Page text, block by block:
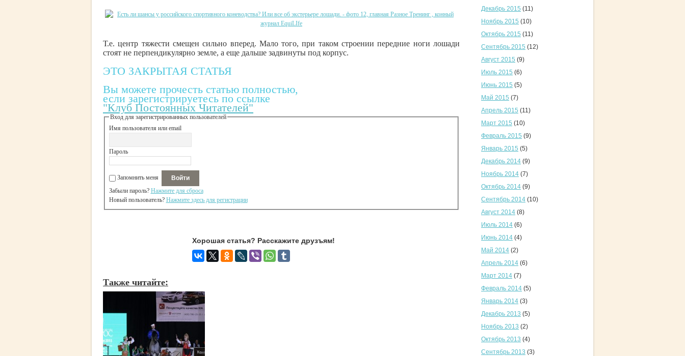
Т.е. центр тяжести смещен сильно вперед. Мало того, при таком строении передние ноги лошади
стоят не перпендикулярно земле, а еще дальше задвинуты под корпус.
ЭТО ЗАКРЫТАЯ СТАТЬЯ
Вы можете прочесть статью полностью,
если зарегистрируетесь по ссылке
"Клуб Постоянных Читателей"
Вход для зарегистрированных пользователей
Имя пользователя или email
Пароль
Запомнить меня
Забыли пароль? Нажмите для сброса
Новый пользователь? Нажмите здесь для регистрации
Хорошая статья? Расскажите друзъям!
Также читайте:
Декабрь 2015 (11)
Ноябрь 2015 (10)
Октябрь 2015 (11)
Сентябрь 2015 (12)
Август 2015 (9)
Июль 2015 (6)
Июнь 2015 (5)
Май 2015 (7)
Апрель 2015 (11)
Март 2015 (10)
Февраль 2015 (9)
Январь 2015 (5)
Декабрь 2014 (9)
Ноябрь 2014 (7)
Октябрь 2014 (9)
Сентябрь 2014 (10)
Август 2014 (8)
Июль 2014 (6)
Июнь 2014 (4)
Май 2014 (2)
Апрель 2014 (6)
Март 2014 (7)
Февраль 2014 (5)
Январь 2014 (3)
Декабрь 2013 (5)
Ноябрь 2013 (2)
Октябрь 2013 (4)
Сентябрь 2013 (3)